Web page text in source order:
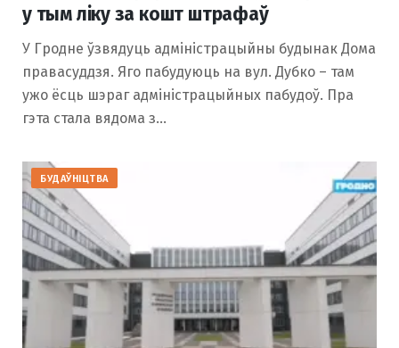
у тым ліку за кошт штрафаў
У Гродне ўзвядуць адміністрацыйны будынак Дома
правасуддзя. Яго пабудуюць на вул. Дубко – там
ужо ёсць шэраг адміністрацыйных пабудоў. Пра
гэта стала вядома з…
БУДАЎНІЦТВА